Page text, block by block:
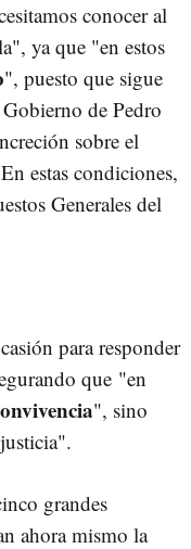
conocer al
ya que "en estos
", puesto que sigue
de Pedro
sobre el
estas condiciones,
Generales del
para responder
que "en
", sino
grandes
ahora mismo la